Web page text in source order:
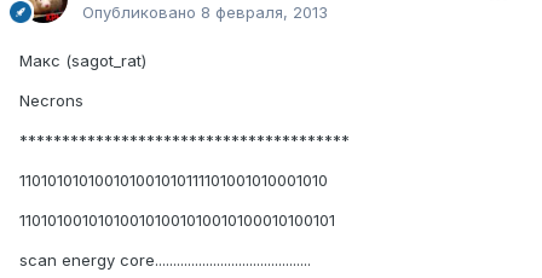
Опубликовано 8 февраля, 2013
Макс (sagot_rat)
Necrons
***************************************
110101010100101001010111101001010001010
110101001010100101001010010100010100101
scan energy core...........................................